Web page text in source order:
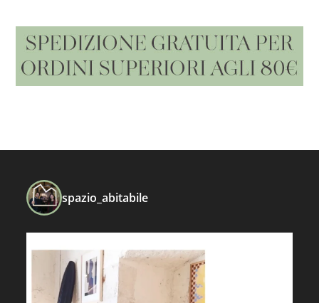
spazio_abitabile